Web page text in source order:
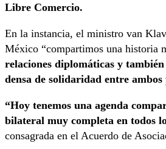
Libre Comercio.
En la instancia, el ministro van
México “compartimos una historia
relaciones diplomáticas y
densa de solidaridad entre ambos
“Hoy tenemos una agenda
bilateral muy completa en todos
consagrada en el Acuerdo de